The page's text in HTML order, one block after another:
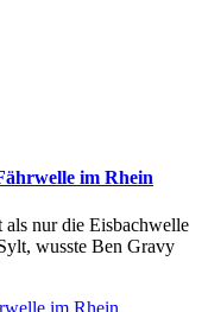
im Rhein
als nur die Eisbachwelle
wusste Ben Gravy
im Rhein